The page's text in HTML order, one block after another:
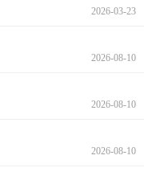
2026-03-23
2026-08-10
2026-08-10
2026-08-10